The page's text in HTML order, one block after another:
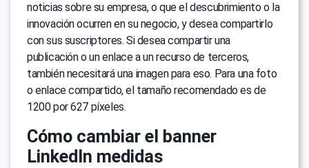
noticias sobre su empresa, o que el descubrimiento o la
innovación ocurren en su negocio, y desea compartirlo
con sus suscriptores. Si desea compartir una
publicación o un enlace a un recurso de terceros,
también necesitará una imagen para eso. Para una foto
o enlace compartido, el tamaño recomendado es de
1200 por 627 píxeles.
Cómo cambiar el banner
LinkedIn medidas